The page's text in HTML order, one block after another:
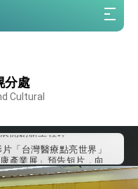
分處
Cultural
納州設立「駐鳳凰城辦
交流合作
開幕 總統盼分享臺灣
開創新里程碑
「台灣醫療點亮世界」
產業展」預告短片，向
康的創新能量
話 強調臺灣人有權利
國家共同維護國際秩序